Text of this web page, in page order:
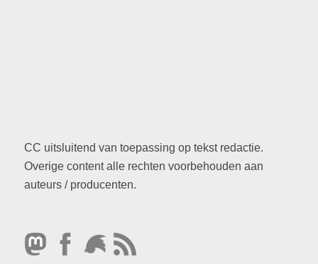
CC uitsluitend van toepassing op tekst redactie.
Overige content alle rechten voorbehouden aan
auteurs / producenten.